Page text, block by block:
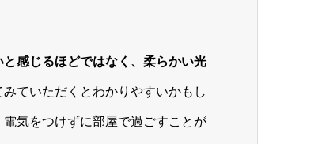
と感じるほどではなく、柔らかい光
ていただくとわかりやすいかもし
気をつけずに部屋で過ごすことが